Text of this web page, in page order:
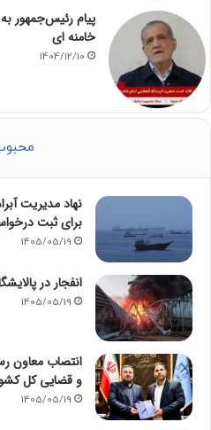
پیام رئیس‌جمهور
خامنه ای
1404/12/10
نهاد مدیریت
برای ثبت
1405/05/19
انفجار در
1405/05/19
انتصاب معاون
و قضایی کل
1405/05/19